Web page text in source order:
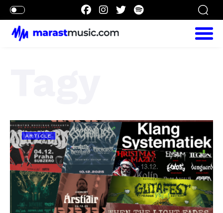
ARTICLE